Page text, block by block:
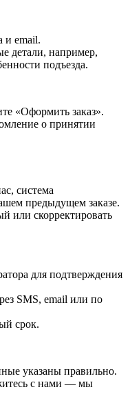
и email.
детали, например,
подъезда.
«Оформить заказ».
о принятии
система
предыдущем заказе.
или скорректировать
для подтверждения
SMS, email или по
срок.
указаны правильно.
с нами — мы